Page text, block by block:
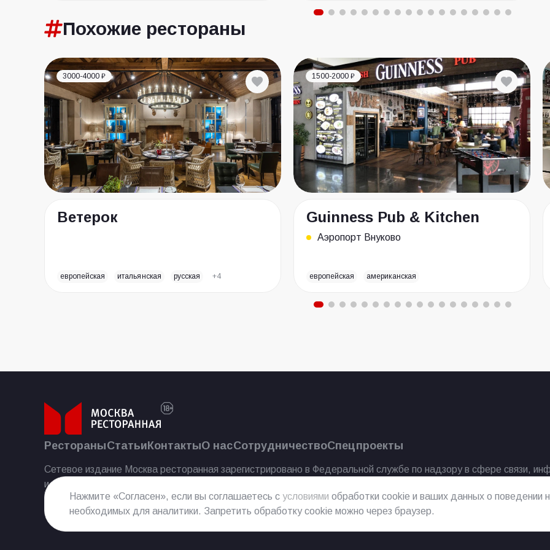
Похожие рестораны
3000-4000 ₽
Ветерок
европейская итальянская русская +4
1500-2000 ₽
Guinness Pub & Kitchen
Аэропорт Внуково
европейская американская
РестораныСтатьи КонтактыО насСотрудничествоСпецпроекты
Сетевое издание Москва ресторанная зарегистрировано в Федеральной службе по надзору в сфере связи,
и массовых коммуникаций 25.07.2023.
Реестровая запись Эл № ФС77−85 644 от 21 июля 2023 г.
Нажмите «Согласен», если вы соглашаетесь с условиями обработки cookie и ваших данных о поведении
необходимых для аналитики. Запретить обработку cookie можно через браузер.